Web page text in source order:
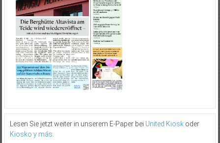
Lesen Sie jetzt weiter in unserem E-Paper bei United Kioskoder
Kiosko y más